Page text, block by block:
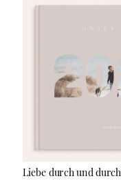
Liebe durch und durch